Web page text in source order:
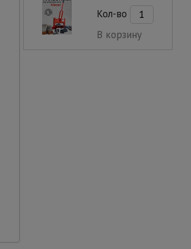
Кол-во
В корзину